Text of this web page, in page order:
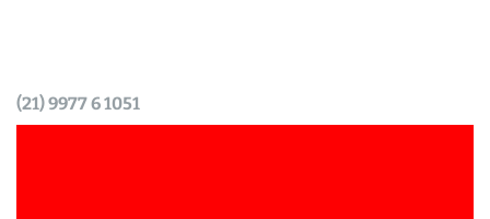
(21) 9977 6 1051